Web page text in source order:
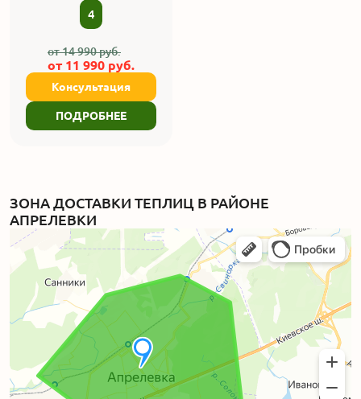
4
от14 990руб.
от 11 990 руб.
Консультация
ПОДРОБНЕЕ
ЗОНА ДОСТАВКИ ТЕПЛИЦ В РАЙОНЕ
АПРЕЛЕВКИ